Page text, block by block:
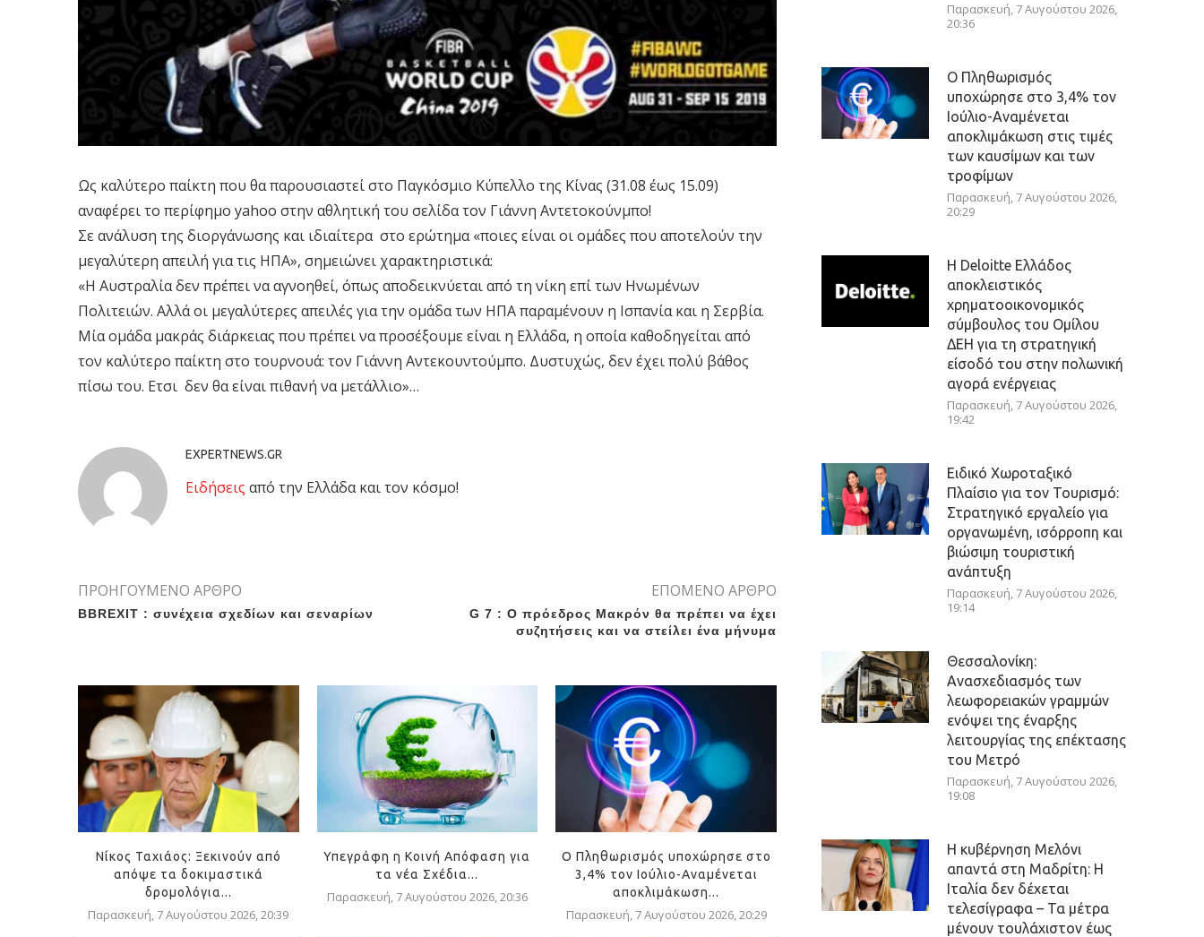
Ως καλύτερο παίκτη που θα παρουσιαστεί στο Παγκόσμιο Κύπελλο της Κίνας (31.08 έως 15.09)
αναφέρει το περίφημο yahoo στην αθλητική του σελίδα τον Γιάννη Αντετοκούνμπο!
Σε ανάλυση της διοργάνωσης και ιδιαίτερα στο ερώτημα «ποιες είναι οι ομάδες που αποτελούν την
μεγαλύτερη απειλή για τις ΗΠΑ», σημειώνει χαρακτηριστικά:
«Η Αυστραλία δεν πρέπει να αγνοηθεί, όπως αποδεικνύεται από τη νίκη επί των Ηνωμένων
Πολιτειών. Αλλά οι μεγαλύτερες απειλές για την ομάδα των ΗΠΑ παραμένουν η Ισπανία και η Σερβία.
Μία ομάδα μακράς διάρκειας που πρέπει να προσέξουμε είναι η Ελλάδα, η οποία καθοδηγείται από
τον καλύτερο παίκτη στο τουρνουά: τον Γιάννη Αντεκουντούμπο. Δυστυχώς, δεν έχει πολύ βάθος
πίσω του. Ετσι δεν θα είναι πιθανή να μετάλλιο»…
EXPERTNEWS.GR
Eιδήσεις από την Ελλάδα και τον κόσμο!
ΠΡΟΗΓΟΥΜΕΝΟ ΑΡΘΡΟ
BBREXIT : συνέχεια σχεδίων και σεναρίων
ΕΠΟΜΕΝΟ ΑΡΘΡΟ
G 7 : Ο πρόεδρος Μακρόν θα πρέπει να έχει
συζητήσεις και να στείλει ένα μήνυμα
Νίκος Ταχιάος: Ξεκινούν από
απόψε τα δοκιμαστικά
δρομολόγια...
Παρασκευή, 7 Αυγούστου 2026, 20:39
Υπεγράφη η Κοινή Απόφαση για
τα νέα Σχέδια...
Παρασκευή, 7 Αυγούστου 2026, 20:36
Ο Πληθωρισμός υποχώρησε στο
3,4% τον Ιούλιο-Αναμένεται
αποκλιμάκωση...
Παρασκευή, 7 Αυγούστου 2026, 20:29
Παρασκευή, 7 Αυγούστου 2026,
20:36
Ο Πληθωρισμός
υποχώρησε στο 3,4% τον
Ιούλιο-Αναμένεται
αποκλιμάκωση στις τιμές
των καυσίμων και των
τροφίμων
Παρασκευή, 7 Αυγούστου 2026,
20:29
Η Deloitte Ελλάδος
αποκλειστικός
χρηματοοικονομικός
σύμβουλος του Ομίλου
ΔΕΗ για τη στρατηγική
είσοδό του στην πολωνική
αγορά ενέργειας
Παρασκευή, 7 Αυγούστου 2026,
19:42
Ειδικό Χωροταξικό
Πλαίσιο για τον Τουρισμό:
Στρατηγικό εργαλείο για
οργανωμένη, ισόρροπη και
βιώσιμη τουριστική
ανάπτυξη
Παρασκευή, 7 Αυγούστου 2026,
19:14
Θεσσαλονίκη:
Ανασχεδιασμός των
λεωφορειακών γραμμών
ενόψει της έναρξης
λειτουργίας της επέκτασης
του Μετρό
Παρασκευή, 7 Αυγούστου 2026,
19:08
Η κυβέρνηση Μελόνι
απαντά στη Μαδρίτη: Η
Ιταλία δεν δέχεται
τελεσίγραφα – Τα μέτρα
μένουν τουλάχιστον έως